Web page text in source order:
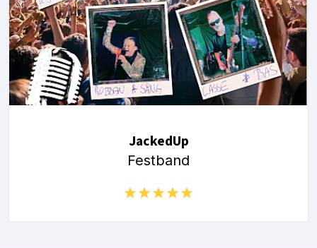
JackedUp
Festband